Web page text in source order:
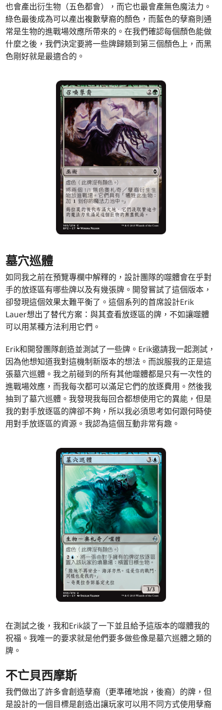
也會產出衍生物（五色都會），而它也最會產無色魔法力。
綠色最後成為可以產出複數孽裔的顏色，而藍色的孽裔則通
常是生物的進戰場效應所帶來的。在我們確認每個顏色能做
什麼之後，我們決定要將一些牌歸類到第三個顏色上，而黑
色剛好就是最適合的。
墓穴巡體
如同我之前在預覽專欄中解釋的，設計團隊的噬體會在乎對
手的放逐區有哪些牌以及有幾張牌。開發嘗試了這個版本，
卻發現這個效果太難平衡了。這個系列的首席設計Erik
Lauer想出了替代方案：與其查看放逐區的牌，不如讓噬體
可以用某種方法利用它們。
Erik和開發團隊創造並測試了一些牌。Erik邀請我一起測試，
因為他想知道我對這機制新版本的想法。而說服我的正是這
張墓穴巡體。我之前碰到的所有其他噬體都是只有一次性的
進戰場效應，而我每次都可以滿足它們的放逐費用。然後我
抽到了墓穴巡體。我發現我每回合都想使用它的異能，但是
我的對手放逐區的牌卻不夠，所以我必須思考如何跟何時使
用對手放逐區的資源。我認為這個互動非常有趣。
在測試之後，我和Erik談了一下並且給予這版本的噬體我的
祝福。我唯一的要求就是他們要多做些像是墓穴巡體之類的
牌。
不亡貝西摩斯
我們做出了許多會創造孽裔（更準確地說，後裔）的牌，但
是設計的一個目標是創造出讓玩家可以用不同方式使用孽裔